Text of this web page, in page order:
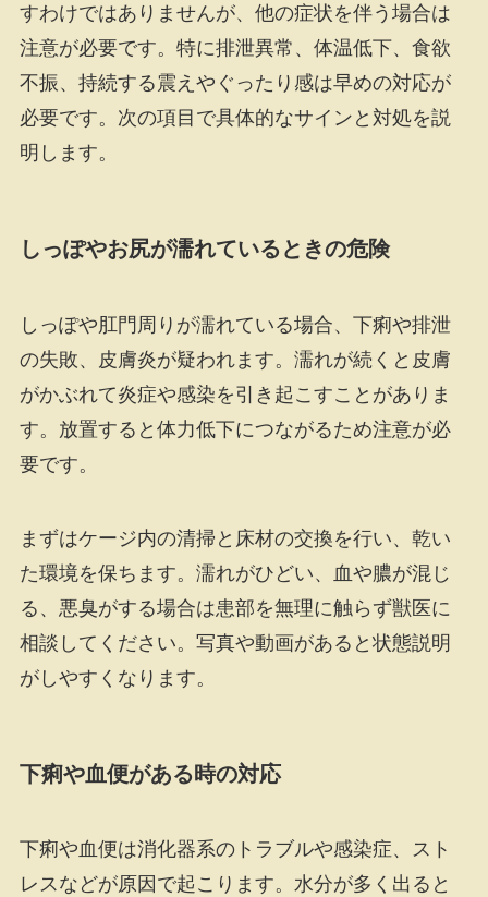
すわけではありませんが、他の症状を伴う場合は
注意が必要です。特に排泄異常、体温低下、食欲
不振、持続する震えやぐったり感は早めの対応が
必要です。次の項目で具体的なサインと対処を説
明します。
しっぽやお尻が濡れているときの危険
しっぽや肛門周りが濡れている場合、下痢や排泄
の失敗、皮膚炎が疑われます。濡れが続くと皮膚
がかぶれて炎症や感染を引き起こすことがありま
す。放置すると体力低下につながるため注意が必
要です。
まずはケージ内の清掃と床材の交換を行い、乾い
た環境を保ちます。濡れがひどい、血や膿が混じ
る、悪臭がする場合は患部を無理に触らず獣医に
相談してください。写真や動画があると状態説明
がしやすくなります。
下痢や血便がある時の対応
下痢や血便は消化器系のトラブルや感染症、スト
レスなどが原因で起こります。水分が多く出ると